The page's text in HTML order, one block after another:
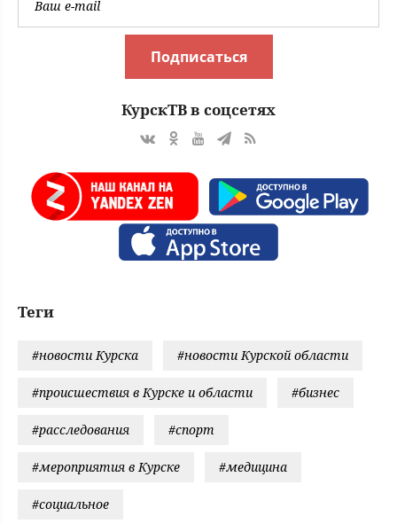
Подписаться
КурскТВ в соцсетях
Теги
#новости Курска #новости Курской области
#происшествия в Курске и области #бизнес
#расследования #спорт
#мероприятия в Курске #медицина
#социальное